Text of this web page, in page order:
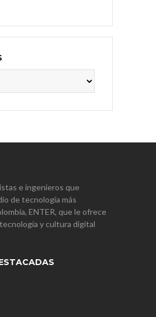
e ingenieros que
de tecnología más
ENTER, que le ofrece
y cultura digital